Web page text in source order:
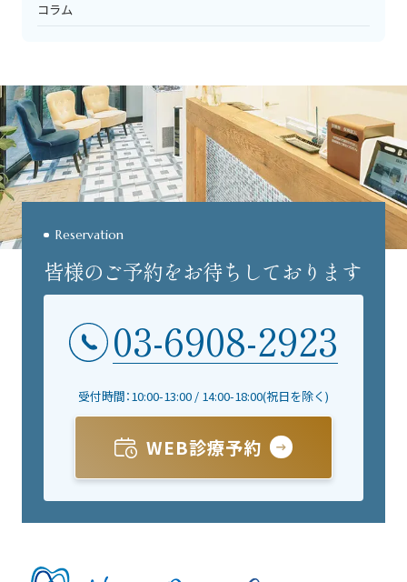
コラム
Reservation
皆様のご予約をお待ちしております
03-6908-2923
受付時間：10:00-13:00 / 14:00-18:00(祝日を除く)
WEB診療予約